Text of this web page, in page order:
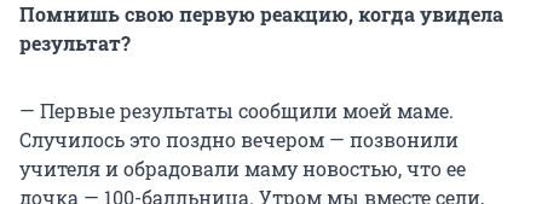
Помнишь свою первую реакцию, когда увидела
результат?
— Первые результаты сообщили моей маме.
Случилось это поздно вечером — позвонили
учителя и обрадовали маму новостью, что ее
дочка — 100-балльница. Утром мы вместе сели,